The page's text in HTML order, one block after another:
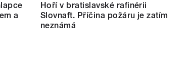
a
Hoří v bratislavské rafinérii
Slovnaft. Příčina požáru je zatím
neznámá